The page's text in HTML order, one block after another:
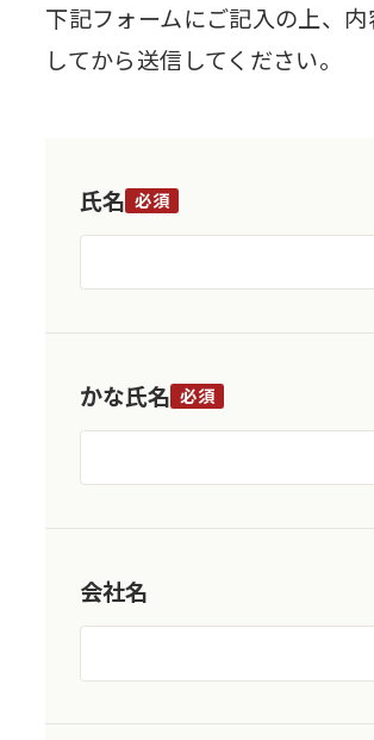
下記フォームにご記入の上、
してから送信してください。
氏名 必須
かな氏名 必須
会社名